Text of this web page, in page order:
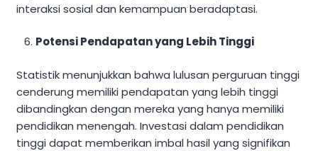
interaksi sosial dan kemampuan beradaptasi.
Potensi Pendapatan yang Lebih Tinggi
Statistik menunjukkan bahwa lulusan perguruan tinggi
cenderung memiliki pendapatan yang lebih tinggi
dibandingkan dengan mereka yang hanya memiliki
pendidikan menengah. Investasi dalam pendidikan
tinggi dapat memberikan imbal hasil yang signifikan